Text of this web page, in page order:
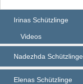
Irinas Schützlinge
Videos
Nadezhda Schützlinge
Elenas Schützlinge